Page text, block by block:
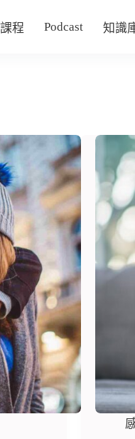
程 Podcast 知識